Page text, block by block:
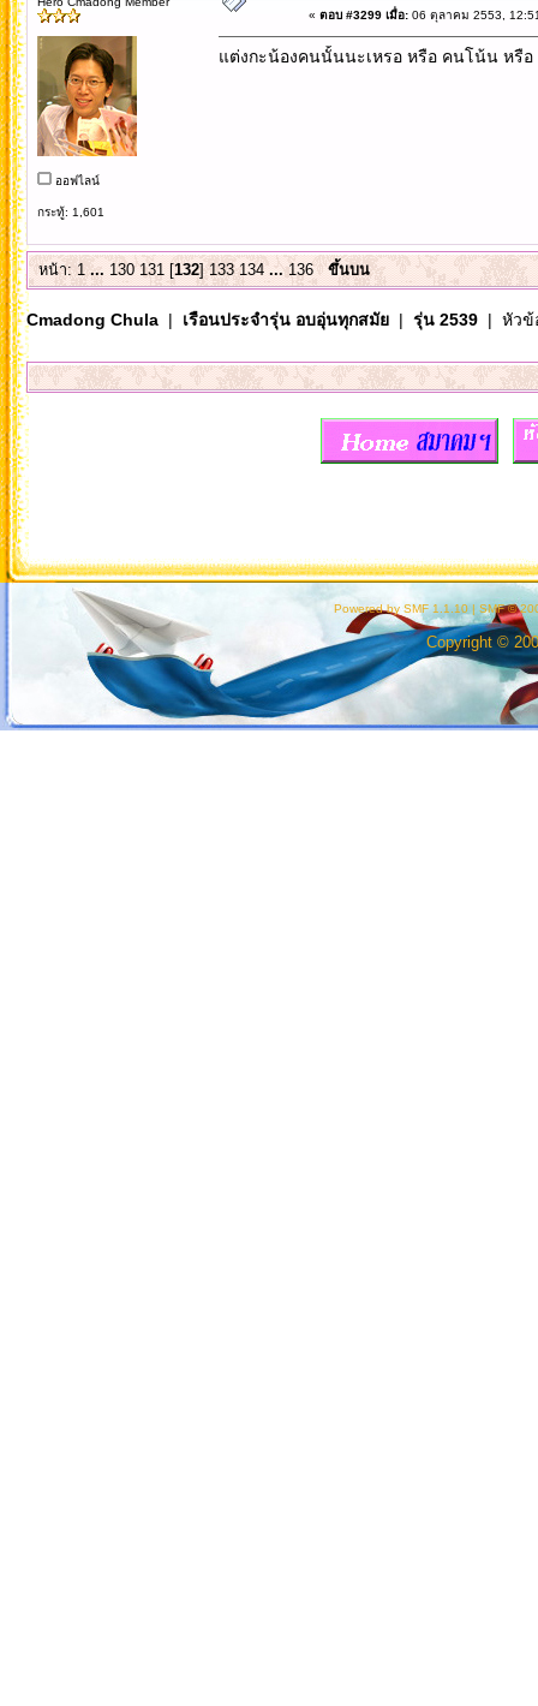
ออฟไลน์
กระทู้: 1,601
« ตอบ #3299 เมื่อ:06 ตุลาคม 2553,
แต่งกะน้องคนนั้นนะเหรอ หรือ คนโน้น หรื
หน้า:1 ... 130 131 [132]133 134 ...136 ขึ้นบน
Cmadong Chula| เรือนประจำรุ่น อบอุ่นทุกสมัย| รุ่น 2539| หัวข้
Powered by SMF 1.1.10 | SMF ©
Copyright ©